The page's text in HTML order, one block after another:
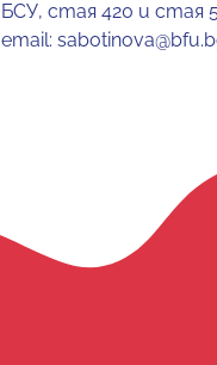
БСУ, стая 420 и стая
email: